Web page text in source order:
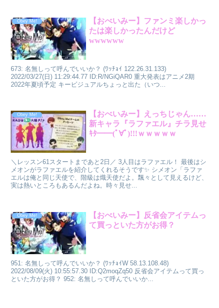
Obey Me!
【おべいみー】ファンミ楽しかっ
たは楽しかったんだけど
wwwwww
673: 名無しって呼んでいいか？ (ﾜｯﾁｮｲ 122.26.31.133)
2022/03/27(日) 11:29:44.77 ID:R/NGiQAR0 重大発表はアニメ2期
2022年夏頃予定 キービジュアルちょっと出た（いつ...
Obey Me!
【おべいみー】えっちじゃん……
新キャラ『ラファエル』チラ見せ
ｷﾀ━━(ﾟ∀ﾟ)!!!ｗｗｗｗｗ
＼レッスン61スタートまであと2日／ 3人目はラファエル！ 最後はシ
メオンがラファエルを紹介してくれるそうです✨ シメオン「ラファ
エルは俺と同じ天使で、階級は熾天使だよ。飄々として見えるけど、
実は熱いところもあるんだよね。時々見せ...
Obey Me!
【おべいみー】反省会アイテムっ
て買っといた方がお得？
951: 名無しって呼んでいいか？ (ﾜｯﾁｮｲW 58.13.108.48)
2022/08/09(火) 10:55:57.30 ID:Q2moqZq50 反省会アイテムって買っ
といた方がお得？ 952: 名無しって呼んでいいか...